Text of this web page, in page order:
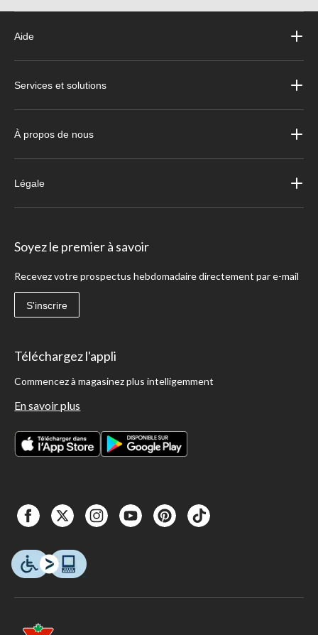
Aide
Services et solutions
À propos de nous
Légale
Soyez le premier à savoir
Recevez votre prospectus hebdomadaire directement par e-mail
S'inscrire
Téléchargez l'appli
Commencez à magasinez plus intelligemment
En savoir plus